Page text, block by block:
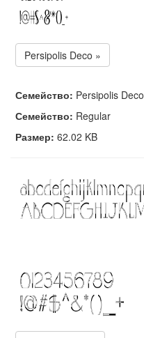
Persipolis Deco »
Семейство: Persipolis Deco
Семейство: Regular
Размер: 62.02 KB